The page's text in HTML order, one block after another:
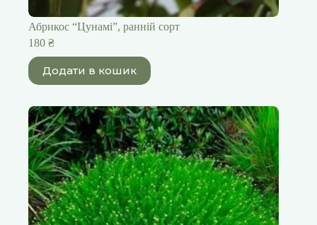
Абрикос “Цунамі”, ранній сорт
180 ₴
Додати в кошик